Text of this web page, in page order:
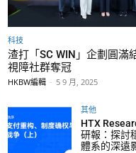
科技
渣打「SC WIN」企劃圓滿
視障社群奪冠
HKBW編輯 - 5 9 月, 2025
其他
HTX
研報：探討
體系的深遠